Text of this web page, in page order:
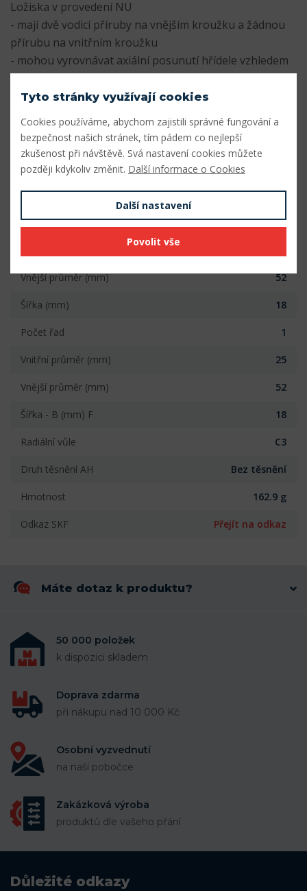
Ložiska v provedení NU
- mají dvě vodicí příruby na vnějším kroužku a žádnou
přírubu na vnitřním kroužku
- mohou vyrovnávat axiální posunutí hřídele vzhledem
k tělesu v obou směrech
- mohou být použita s vhodným příložným kroužkem
Dokumenty
SKF_VALIVA_LOZISKA.pdf
Parametry
Vnější průměr (mm) 52
Šířka (mm) 18
Počet řad 1
Vnitřní průměr (mm) 25
Vnější průměr (mm) 52
Šířka - B (mm) F 18
Radiální vůle C3
Druh těsnění AH Bez těsnění
Hmotnost 162.9 g
Odkaz SKF Přejít na odkaz
Máte dotaz k produktu?
50 000 položek
k dispozici skladem
Doprava zdarma
při nákupu nad 10 000 Kč
Osobní vyzvednutí
na naší pobočce
Zakázková výroba
produktů dle vašeho přání
Důležité odkazy
Tyto stránky využívají cookies
Cookies používáme, abychom zajistili správné fungování a
bezpečnost našich stránek, tím pádem co nejlepší
zkušenost při návštěvě. Svá nastavení cookies můžete
později kdykoliv změnit. Další informace o Cookies
Další nastavení
Povolit vše